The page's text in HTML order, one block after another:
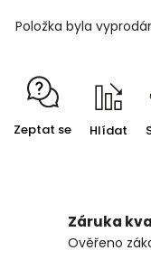
Položka byla
Zeptat se Hlídat
Záruka
Ověřeno